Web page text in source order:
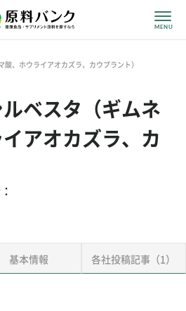
新規登録
酸、ホウライアオカズラ、カウプラント）
ベスタ（ギムネ
アオカズラ、カ
基本情報 各社投稿記事（1）